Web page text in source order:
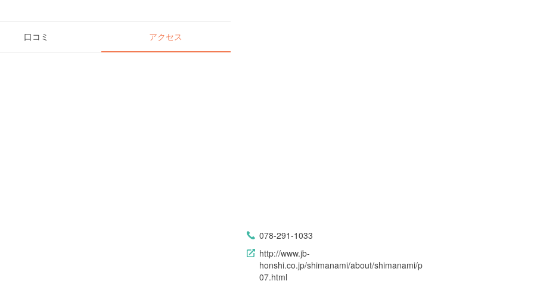
口コミ アクセス
078-291-1033
http://www.jb-
honshi.co.jp/shimanami/about/shimanami/p
07.html